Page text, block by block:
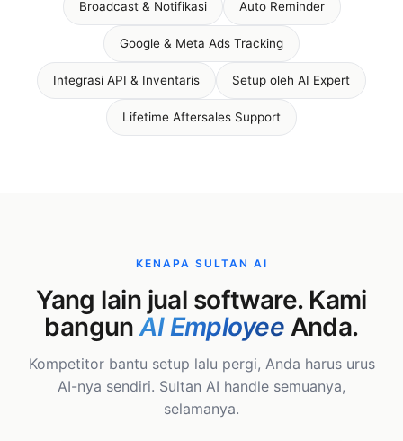
Broadcast & Notifikasi Auto Reminder
Google & Meta Ads Tracking
Integrasi API & Inventaris Setup oleh AI Expert
Lifetime Aftersales Support
KENAPA SULTAN AI
Yang lain jual software. Kami
bangunAI Employee Anda.
Kompetitor bantu setup lalu pergi, Anda harus urus
AI-nya sendiri. Sultan AI handle semuanya,
selamanya.